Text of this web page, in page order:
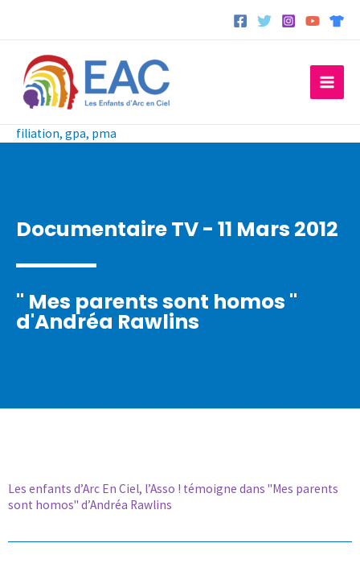
contenu
filiation, gpa, pma
Documentaire TV - 11 Mars 2012
" Mes parents sont homos "
d'Andréa Rawlins
Les enfants d’Arc En Ciel, l’Asso ! témoigne dans "Mes parents
sont homos" d’Andréa Rawlins